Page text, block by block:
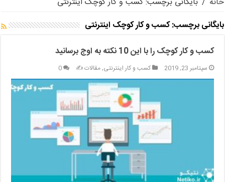
بایگانی برچسب:کسب و کار کوچک اینترنتی
کسب و کار کوچک را با این 10 نکته به اوج برسانید
سپتامبر 23, 2019 کسب و کار اینترنتی,مقالات ✍️ 0